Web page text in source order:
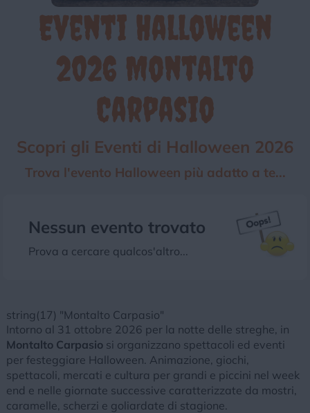
Chi siamo Privacy e Cookie Login
Eventi Halloween
2026 Montalto
Carpasio
Scopri gli Eventi di Halloween 2026
Trova l'evento Halloween più adatto a te...
Nessun evento trovato
Prova a cercare qualcos'altro...
string(17) "Montalto Carpasio"
Intorno al 31 ottobre 2026 per la notte delle streghe, in
Montalto Carpasiosi organizzano spettacoli ed eventi
per festeggiare Halloween. Animazione, giochi,
spettacoli, mercati e cultura per grandi e piccini nel week
end e nelle giornate successive caratterizzate da mostri,
caramelle, scherzi e goliardate di stagione.